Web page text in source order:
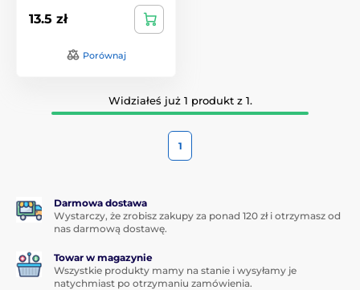
13.5 zł
Porównaj
Widziałeś już 1 produkt z 1.
1
Darmowa dostawa
Wystarczy, że zrobisz zakupy za ponad 120 zł i otrzymasz od
nas darmową dostawę.
Towar w magazynie
Wszystkie produkty mamy na stanie i wysyłamy je
natychmiast po otrzymaniu zamówienia.